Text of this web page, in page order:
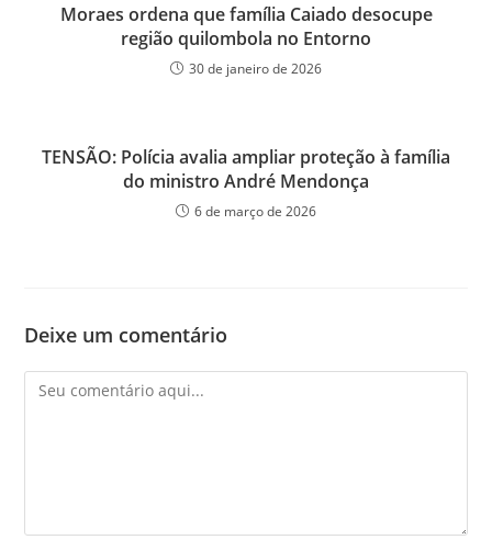
Moraes ordena que família Caiado desocupe
região quilombola no Entorno
30 de janeiro de 2026
TENSÃO: Polícia avalia ampliar proteção à família
do ministro André Mendonça
6 de março de 2026
Deixe um comentário
Comentário